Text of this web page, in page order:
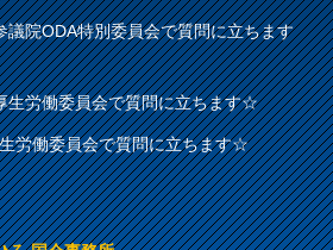
院ODA特別委員会で質問に立ちます
労働委員会で質問に立ちます☆
労働委員会で質問に立ちます☆